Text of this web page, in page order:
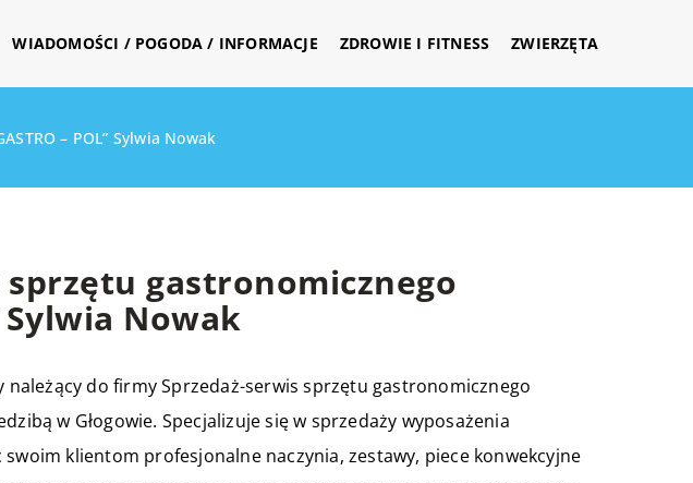
WIADOMOŚCI / POGODA / INFORMACJE ZDROWIE I FITNESS ZWIERZĘTA
– POL” Sylwia Nowak
sprzętu gastronomicznego
Sylwia Nowak
do firmy Sprzedaż-serwis sprzętu gastronomicznego
w Głogowie. Specjalizuje się w sprzedaży wyposażenia
klientom profesjonalne naczynia, zestawy, piece konwekcyjne